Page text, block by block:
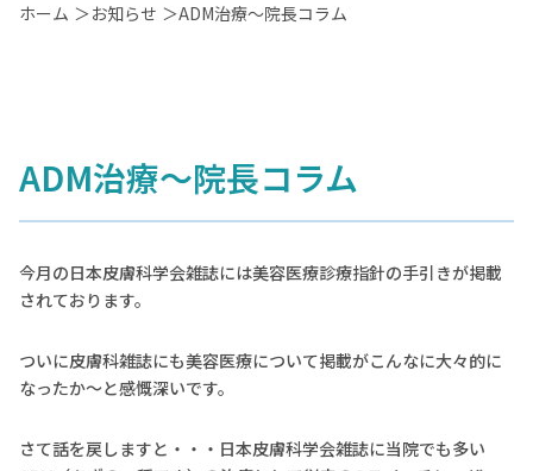
ホーム ＞お知らせ ＞ADM治療～院長コラム
ADM治療～院長コラム
今月の日本皮膚科学会雑誌には美容医療診療指針の手引きが掲載
されております。
ついに皮膚科雑誌にも美容医療について掲載がこんなに大々的に
なったか～と感慨深いです。
さて話を戻しますと・・・日本皮膚科学会雑誌に当院でも多い